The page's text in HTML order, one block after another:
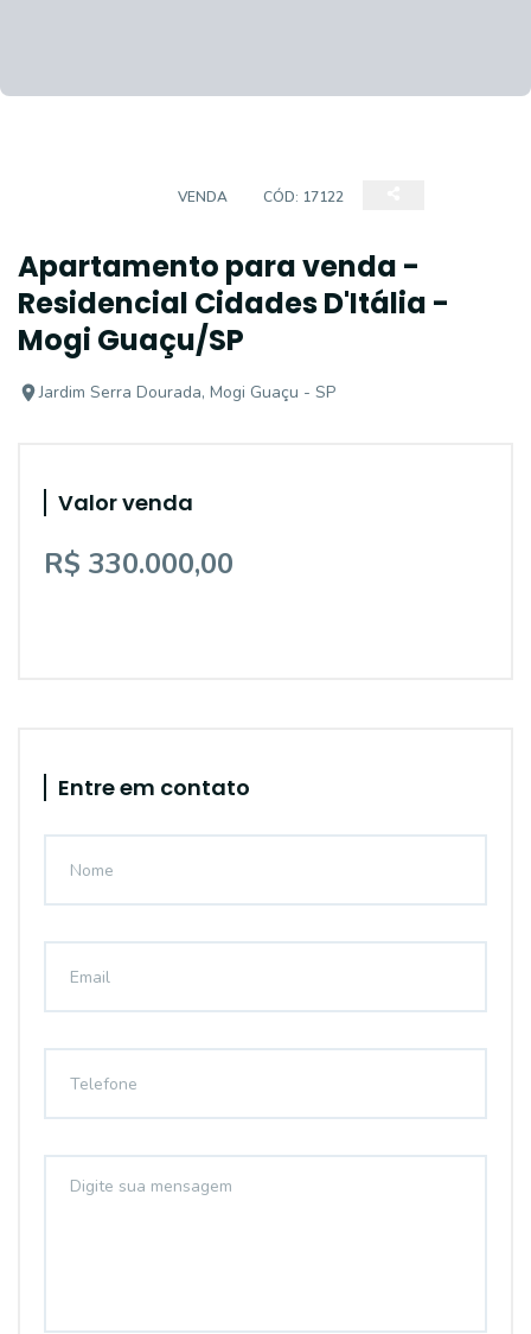
VENDA CÓD: 17122
Apartamento para venda -
Residencial Cidades D'Itália -
Mogi Guaçu/SP
Jardim Serra Dourada, Mogi Guaçu - SP
Valor venda
R$ 330.000,00
Entre em contato